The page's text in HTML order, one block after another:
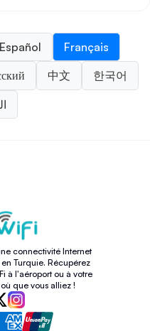
Español
Français
中文 한국어
connectivité Internet
Turquie. Récupérez
à l'aéroport ou à votre
que vous alliez !